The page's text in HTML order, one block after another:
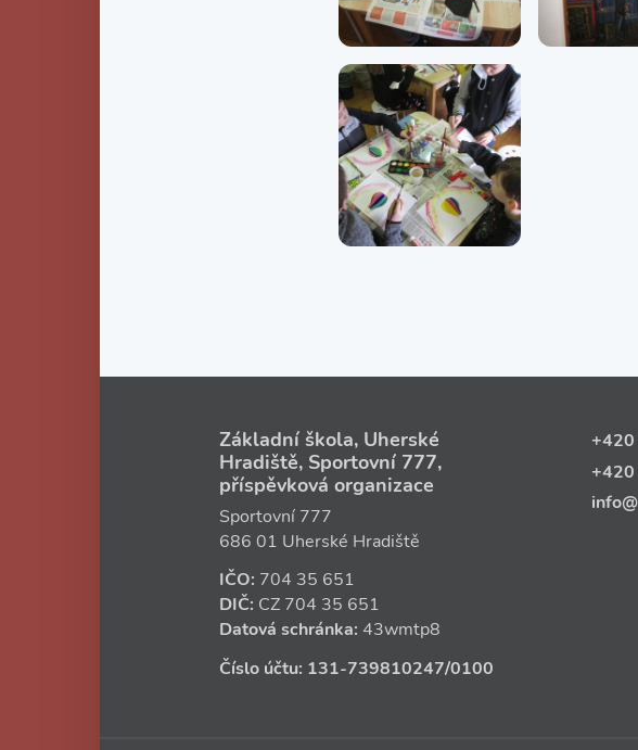
Základní škola, Uherské
Hradiště, Sportovní 777,
příspěvková organizace
Sportovní 777
686 01 Uherské Hradiště
IČO: 704 35 651
DIČ: CZ 704 35 651
Datová schránka: 43wmtp8
Číslo účtu: 131‑739810247/0100